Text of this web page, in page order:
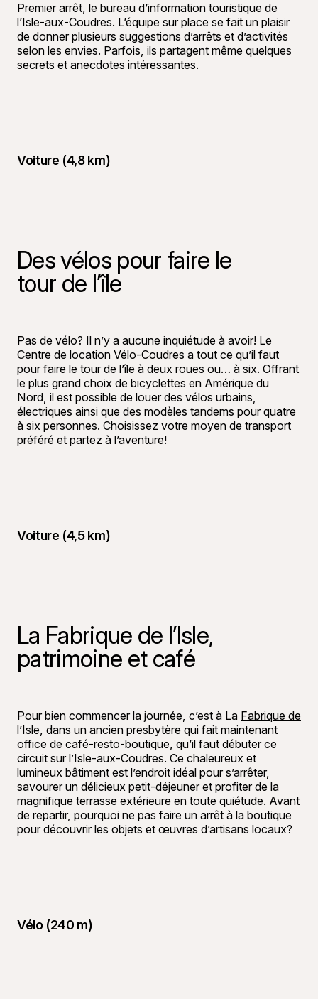
Premier arrêt, le bureau d’information touristique de
l’Isle-aux-Coudres. L’équipe sur place se fait un plaisir
de donner plusieurs suggestions d’arrêts et d’activités
selon les envies. Parfois, ils partagent même quelques
secrets et anecdotes intéressantes.
Voiture (4,8 km)
Des vélos pour faire le
tour de l’île
Pas de vélo? Il n’y a aucune inquiétude à avoir! Le
Centre de location Vélo-Coudres a tout ce qu’il faut
pour faire le tour de l’île à deux roues ou… à six. Offrant
le plus grand choix de bicyclettes en Amérique du
Nord, il est possible de louer des vélos urbains,
électriques ainsi que des modèles tandems pour quatre
à six personnes. Choisissez votre moyen de transport
préféré et partez à l’aventure!
Voiture (4,5 km)
La Fabrique de l’Isle,
patrimoine et café
Pour bien commencer la journée, c’est à La Fabrique de
l’Isle, dans un ancien presbytère qui fait maintenant
office de café-resto-boutique, qu’il faut débuter ce
circuit sur l’Isle-aux-Coudres. Ce chaleureux et
lumineux bâtiment est l’endroit idéal pour s’arrêter,
savourer un délicieux petit-déjeuner et profiter de la
magnifique terrasse extérieure en toute quiétude. Avant
de repartir, pourquoi ne pas faire un arrêt à la boutique
pour découvrir les objets et œuvres d’artisans locaux?
Vélo (240 m)